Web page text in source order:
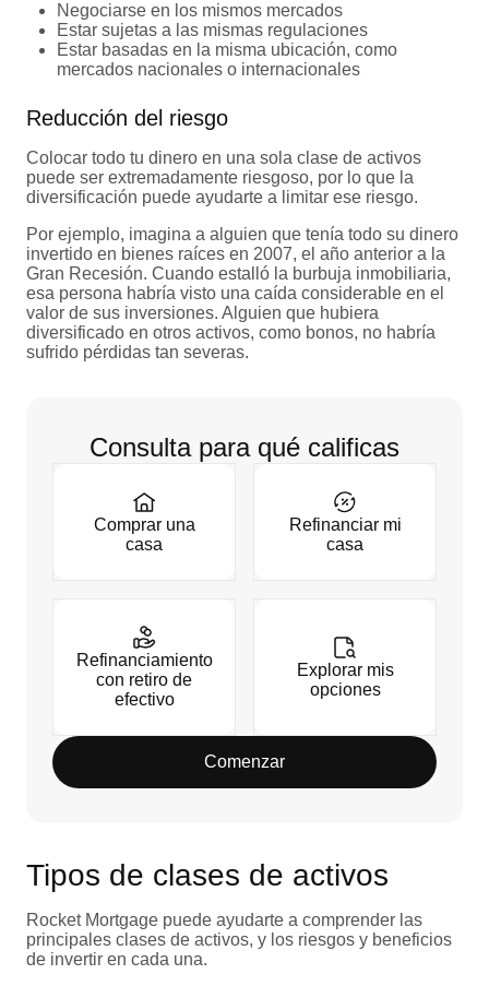
Negociarse en los mismos mercados
Estar sujetas a las mismas regulaciones
Estar basadas en la misma ubicación, como
mercados nacionales o internacionales
Reducción del riesgo
Colocar todo tu dinero en una sola clase de activos
puede ser extremadamente riesgoso, por lo que la
diversificación puede ayudarte a limitar ese riesgo.
Por ejemplo, imagina a alguien que tenía todo su dinero
invertido en bienes raíces en 2007, el año anterior a la
Gran Recesión. Cuando estalló la burbuja inmobiliaria,
esa persona habría visto una caída considerable en el
valor de sus inversiones. Alguien que hubiera
diversificado en otros activos, como bonos, no habría
sufrido pérdidas tan severas.
Consulta para qué calificas
Comprar una
casa
Refinanciar mi
casa
Refinanciamiento
con retiro de
efectivo
Explorar mis
opciones
Comenzar
Tipos de clases de activos
Rocket Mortgage puede ayudarte a comprender las
principales clases de activos, y los riesgos y beneficios
de invertir en cada una.